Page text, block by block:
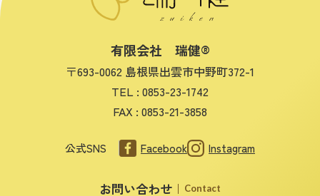
有限会社 瑞健®
〒693-0062 島根県出雲市中野町372-1
TEL : 0853-23-1742
FAX : 0853-21-3858
公式SNS Facebook Instagram
お問い合わせ Contact